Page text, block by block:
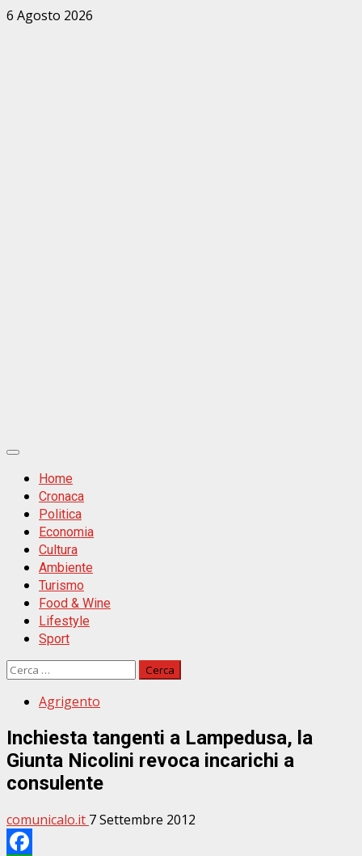
Zum
6 Agosto 2026
Primäres
MenüHome
Cronaca
Politica
Economia
Cultura
Ambiente
Turismo
Food & Wine
Lifestyle
Sport
Ricerca
Agrigento
Inchiesta tangenti a Lampedusa, la
Giunta Nicolini revoca incarichi a
consulente
comunicalo.it 7 Settembre 2012